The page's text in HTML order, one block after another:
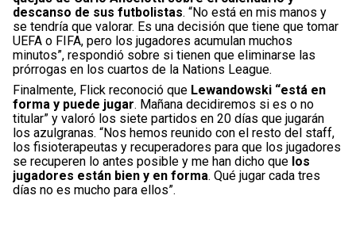
descanso de sus futbolistas. “No está en mis manos y
se tendría que valorar. Es una decisión que tiene que tomar
UEFA o FIFA, pero los jugadores acumulan muchos
minutos”, respondió sobre si tienen que eliminarse las
prórrogas en los cuartos de la Nations League.
Finalmente, Flick reconoció que Lewandowski “está en
forma y puede jugar. Mañana decidiremos si es o no
titular” y valoró los siete partidos en 20 días que jugarán
los azulgranas. “Nos hemos reunido con el resto del staff,
los fisioterapeutas y recuperadores para que los jugadores
se recuperen lo antes posible y me han dicho que los
jugadores están bien y en forma. Qué jugar cada tres
días no es mucho para ellos”.